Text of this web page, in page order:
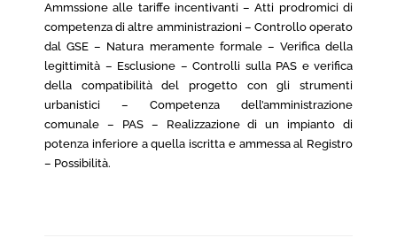
Ammssione alle tariffe incentivanti – Atti prodromici di
competenza di altre amministrazioni – Controllo operato
dal GSE – Natura meramente formale – Verifica della
legittimità – Esclusione – Controlli sulla PAS e verifica
della compatibilità del progetto con gli strumenti
urbanistici – Competenza dell’amministrazione
comunale – PAS – Realizzazione di un impianto di
potenza inferiore a quella iscritta e ammessa al Registro
– Possibilità.